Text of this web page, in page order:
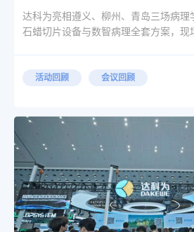
达科为亮相遵义、柳州、青岛三场病理
石蜡切片设备与数智病理全套方案，现
活动回顾 会议回顾